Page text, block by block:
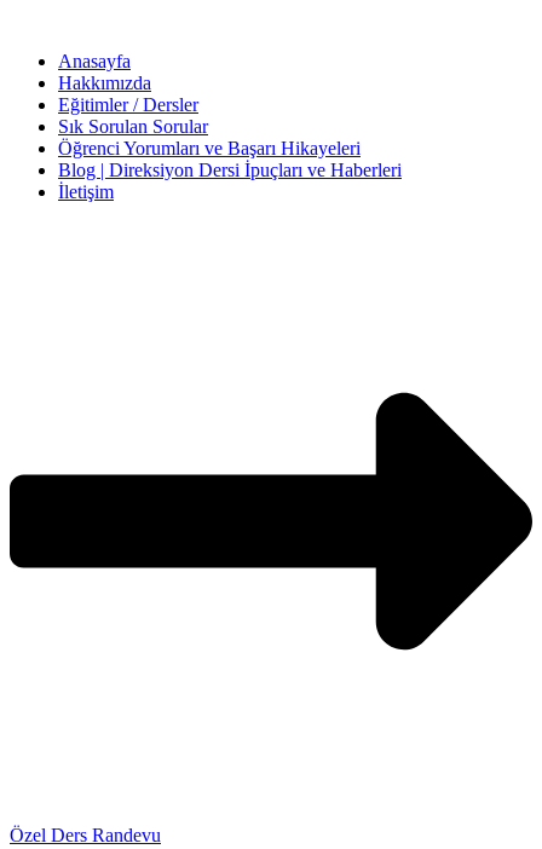
Anasayfa
Hakkımızda
Eğitimler / Dersler
Sık Sorulan Sorular
Öğrenci Yorumları ve Başarı Hikayeleri
Blog | Direksiyon Dersi İpuçları ve Haberleri
İletişim
Özel Ders Randevu